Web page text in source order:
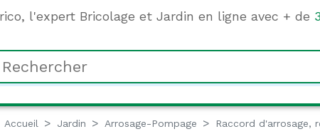
l'expert Bricolage et Jardin en ligne avec + de
Accueil Jardin Arrosage-Pompage Raccord d'arrosage,